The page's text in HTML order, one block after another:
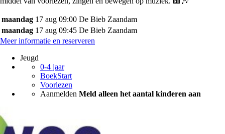
maandag 17 aug 09:00 De Bieb Zaandam
maandag 17 aug 09:45 De Bieb Zaandam
Meer informatie en reserveren
Jeugd
0-4 jaar
BoekStart
Voorlezen
Aanmelden Meld alleen het aantal kinderen aan